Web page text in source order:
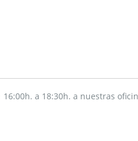
a 18:30h. a nuestras